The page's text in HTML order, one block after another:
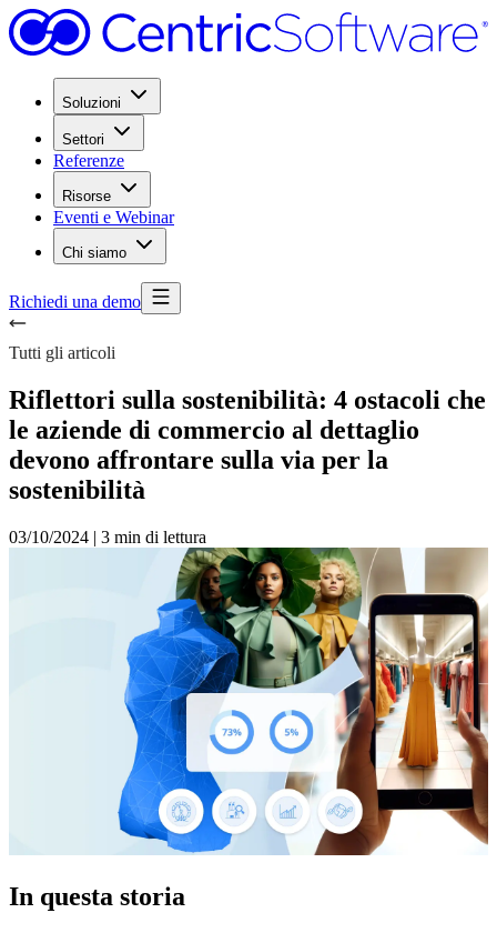
Soluzioni
Settori
Referenze
Risorse
Eventi e Webinar
Chi siamo
Richiedi una demo
Tutti gli articoli
Riflettori sulla sostenibilità: 4 ostacoli che
le aziende di commercio al dettaglio
devono affrontare sulla via per la
sostenibilità
03/10/2024 | 3 min di lettura
In questa storia